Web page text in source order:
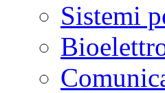
Sistemi